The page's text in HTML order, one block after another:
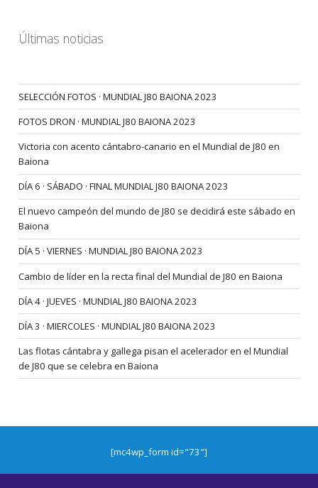
Últimas noticias
SELECCIÓN FOTOS · MUNDIAL J80 BAIONA 2023
FOTOS DRON · MUNDIAL J80 BAIONA 2023
Victoria con acento cántabro-canario en el Mundial de J80 en
Baiona
DÍA 6 · SÁBADO · FINAL MUNDIAL J80 BAIONA 2023
El nuevo campeón del mundo de J80 se decidirá este sábado en
Baiona
DÍA 5 · VIERNES · MUNDIAL J80 BAIONA 2023
Cambio de líder en la recta final del Mundial de J80 en Baiona
DÍA 4 · JUEVES · MUNDIAL J80 BAIONA 2023
DÍA 3 · MIERCOLES · MUNDIAL J80 BAIONA 2023
Las flotas cántabra y gallega pisan el acelerador en el Mundial
de J80 que se celebra en Baiona
[mc4wp_form id="73"]